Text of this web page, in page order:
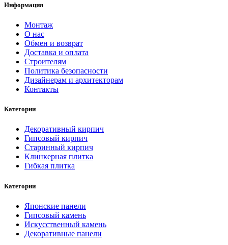
Информация
Монтаж
О нас
Обмен и возврат
Доставка и оплата
Строителям
Политика безопасности
Дизайнерам и архитекторам
Контакты
Категории
Декоративный кирпич
Гипсовый кирпич
Старинный кирпич
Клинкерная плитка
Гибкая плитка
Категории
Японские панели
Гипсовый камень
Искусственный камень
Декоративные панели